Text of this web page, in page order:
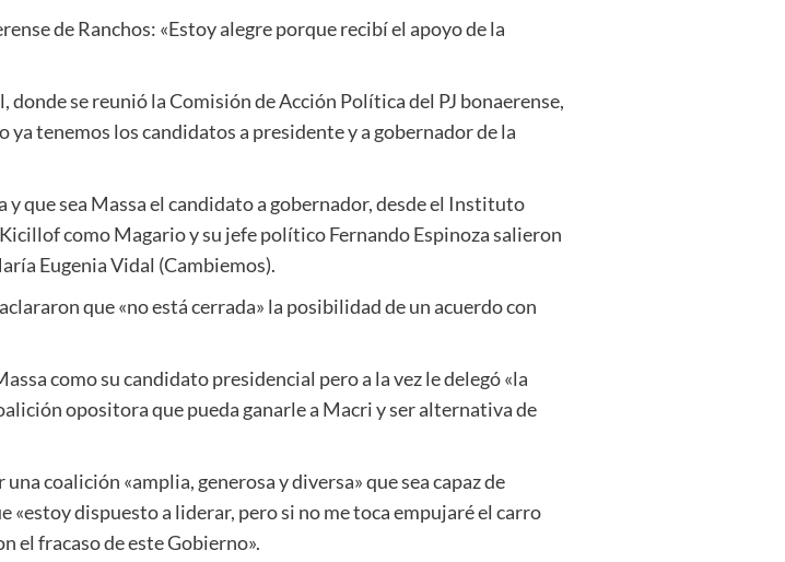
de Ranchos: «Estoy alegre porque recibí el apoyo de la
donde se reunió la Comisión de Acción Política del PJ bonaerense,
tenemos los candidatos a presidente y a gobernador de la
que sea Massa el candidato a gobernador, desde el Instituto
como Magario y su jefe político Fernando Espinoza salieron
Eugenia Vidal (Cambiemos).
que «no está cerrada» la posibilidad de un acuerdo con
como su candidato presidencial pero a la vez le delegó «la
opositora que pueda ganarle a Macri y ser alternativa de
coalición «amplia, generosa y diversa» que sea capaz de
«estoy dispuesto a liderar, pero si no me toca empujaré el carro
el fracaso de este Gobierno».